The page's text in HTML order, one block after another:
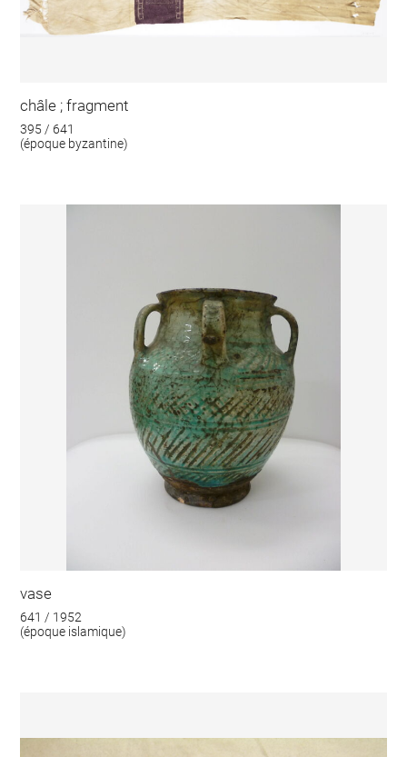
châle ; fragment
395 / 641
(époque byzantine)
vase
641 / 1952
(époque islamique)